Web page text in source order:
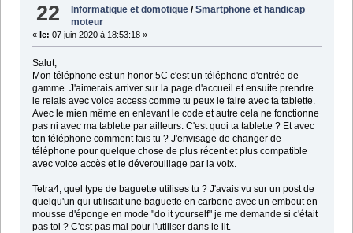
22 Informatique et domotique /Smartphone et handicap
moteur
« le: 07 juin 2020 à 18:53:18 »
Salut,
Mon téléphone est un honor 5C c'est un téléphone d'entrée de
gamme. J'aimerais arriver sur la page d'accueil et ensuite prendre
le relais avec voice access comme tu peux le faire avec ta tablette.
Avec le mien même en enlevant le code et autre cela ne fonctionne
pas ni avec ma tablette par ailleurs. C'est quoi ta tablette ? Et avec
ton téléphone comment fais tu ? J'envisage de changer de
téléphone pour quelque chose de plus récent et plus compatible
avec voice accès et le déverouillage par la voix.
Tetra4, quel type de baguette utilises tu ? J'avais vu sur un post de
quelqu'un qui utilisait une baguette en carbone avec un embout en
mousse d'éponge en mode "do it yourself" je me demande si c'était
pas toi ? C'est pas mal pour l'utiliser dans le lit.